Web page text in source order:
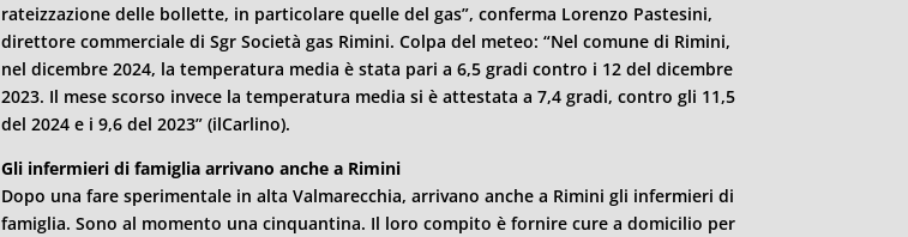
rateizzazione delle bollette, in particolare quelle del gas”, conferma Lorenzo Pastesini,
direttore commerciale di Sgr Società gas Rimini. Colpa del meteo: “Nel comune di Rimini,
nel dicembre 2024, la temperatura media è stata pari a 6,5 gradi contro i 12 del dicembre
2023. Il mese scorso invece la temperatura media si è attestata a 7,4 gradi, contro gli 11,5
del 2024 e i 9,6 del 2023” (ilCarlino).
Gli infermieri di famiglia arrivano anche a Rimini
Dopo una fare sperimentale in alta Valmarecchia, arrivano anche a Rimini gli infermieri di
famiglia. Sono al momento una cinquantina. Il loro compito è fornire cure a domicilio per